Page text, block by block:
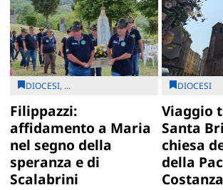
DIOCESI, ...
Filippazzi:
affidamento a Maria
nel segno della
speranza e di
Scalabrini
DIOCESI
Viaggio
Santa
chiesa
della
Costanza